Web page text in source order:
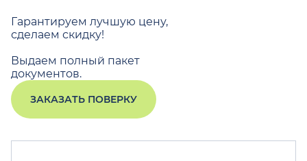
Гарантируем лучшую цену,
сделаем скидку!
Выдаем полный пакет
документов.
ЗАКАЗАТЬ ПОВЕРКУ